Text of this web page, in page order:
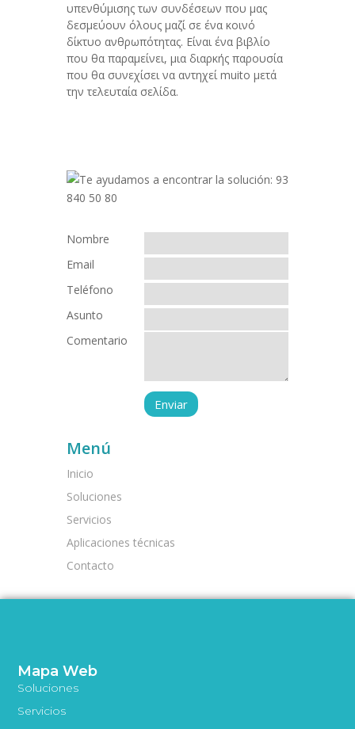
υπενθύμισης των συνδέσεων που μας
δεσμεύουν όλους μαζί σε ένα κοινό
δίκτυο ανθρωπότητας. Είναι ένα βιβλίο
που θα παραμείνει, μια διαρκής παρουσία
που θα συνεχίσει να αντηχεί muito μετά
την τελευταία σελίδα.
Nombre
Email
Teléfono
Asunto
Comentario
Menú
Inicio
Soluciones
Servicios
Aplicaciones técnicas
Contacto
Mapa Web
Soluciones
Servicios